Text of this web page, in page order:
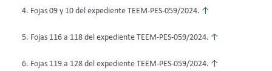
Fojas 09 y 10 del expediente TEEM-PES-059/2024. ↑
Fojas 116 a 118 del expediente TEEM-PES-059/2024. ↑
Fojas 119 a 128 del expediente TEEM-PES-059/2024. ↑